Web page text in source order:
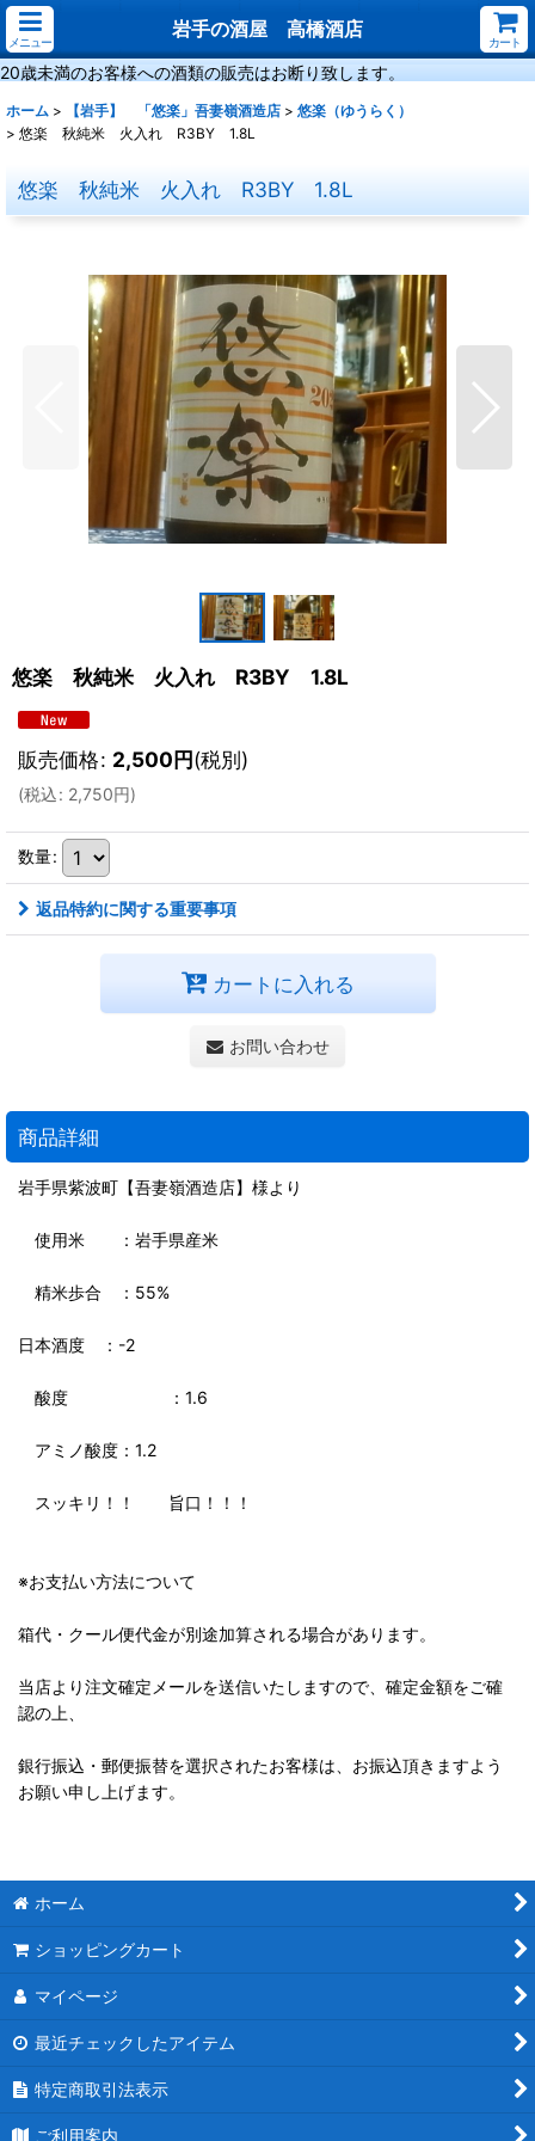
メニュー
岩手の酒屋 高橋酒店
カート
20歳未満のお客様への酒類の販売はお断り致します。
ホーム > 【岩手】 「悠楽」吾妻嶺酒造店 > 悠楽（ゆうらく）
> 悠楽 秋純米 火入れ R3BY 1.8L
悠楽 秋純米 火入れ R3BY 1.8L
悠楽 秋純米 火入れ R3BY 1.8L
販売価格: 2,500円(税別)
(税込: 2,750円)
数量:
返品特約に関する重要事項
カートに入れる
お問い合わせ
商品詳細
岩手県紫波町【吾妻嶺酒造店】様より
使用米 ：岩手県産米
精米歩合 ：55%
日本酒度 ：-2
酸度 ：1.6
アミノ酸度：1.2
スッキリ！！ 旨口！！！
※お支払い方法について
箱代・クール便代金が別途加算される場合があります。
当店より注文確定メールを送信いたしますので、確定金額をご確
認の上、
銀行振込・郵便振替を選択されたお客様は、お振込頂きますよう
お願い申し上げます。
ホーム
ショッピングカート
マイページ
最近チェックしたアイテム
特定商取引法表示
ご利用案内